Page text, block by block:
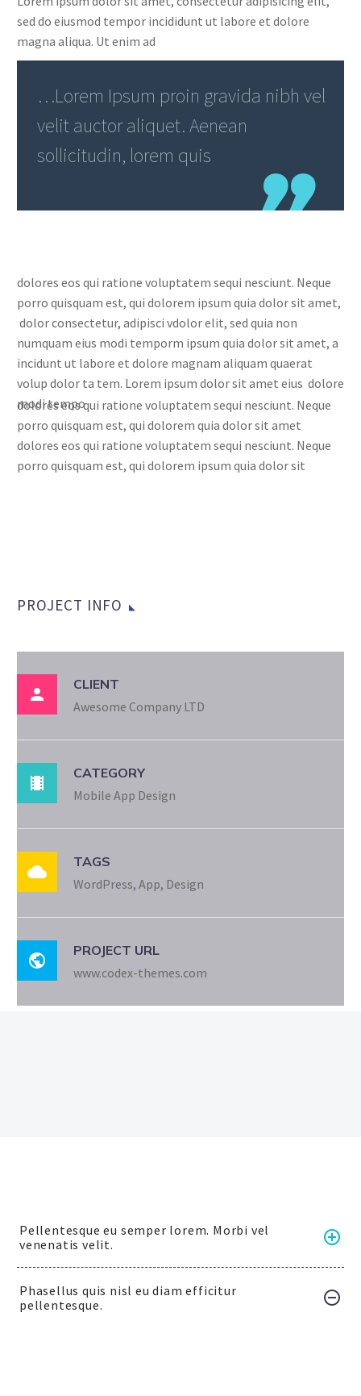
sed do eiusmod tempor incididunt ut labore et dolore
magna aliqua. Ut enim ad
…Lorem Ipsum proin gravida nibh vel
velit auctor aliquet. Aenean
sollicitudin, lorem quis
dolores eos qui ratione voluptatem sequi nesciunt. Neque
porro quisquam est, qui dolorem ipsum quia dolor sit amet,
dolor consectetur, adipisci vdolor elit, sed quia non
numquam eius modi temporm ipsum quia dolor sit amet, a
incidunt ut labore et dolore magnam aliquam quaerat
volup dolor ta tem. Lorem ipsum dolor sit amet eius dolore
modi tempo
dolores eos qui ratione voluptatem sequi nesciunt. Neque
porro quisquam est, qui dolorem quia dolor sit amet
dolores eos qui ratione voluptatem sequi nesciunt. Neque
porro quisquam est, qui dolorem ipsum quia dolor sit
PROJECT INFO

CLIENT
Awesome Company LTD

CATEGORY
Mobile App Design

TAGS
WordPress, App, Design

PROJECT URL
www.codex-themes.com
Pellentesque eu semper lorem. Morbi vel
venenatis velit.
Phasellus quis nisl eu diam efficitur
pellentesque.